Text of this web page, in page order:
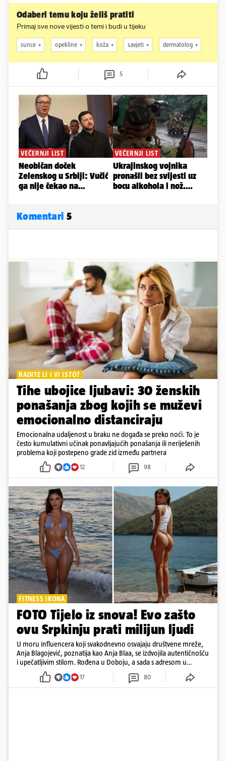
Odaberi temu koju želiš pratiti
Primaj sve nove vijesti o temi i budi u tijeku
sunce opekline koža savjeti dermatolog
5
Komentari 5
RADITE LI I VI ISTO?
Tihe ubojice ljubavi: 30 ženskih
ponašanja zbog kojih se muževi
emocionalno distanciraju
Emocionalna udaljenost u braku ne događa se preko noći. To je
često kumulativni učinak ponavljajućih ponašanja ili neriješenih
problema koji postepeno grade zid između partnera
12 98
FITNESS IKONA
FOTO Tijelo iz snova! Evo zašto
ovu Srpkinju prati milijun ljudi
U moru influencera koji svakodnevno osvajaju društvene mreže,
Anja Blagojević, poznatija kao Anja Blaa, se izdvojila autentičnošću
i upečatljivim stilom. Rođena u Doboju, a sada s adresom u
Dubaiju, Anja je spoj glamura, discipline i mladenačke energije
17 80